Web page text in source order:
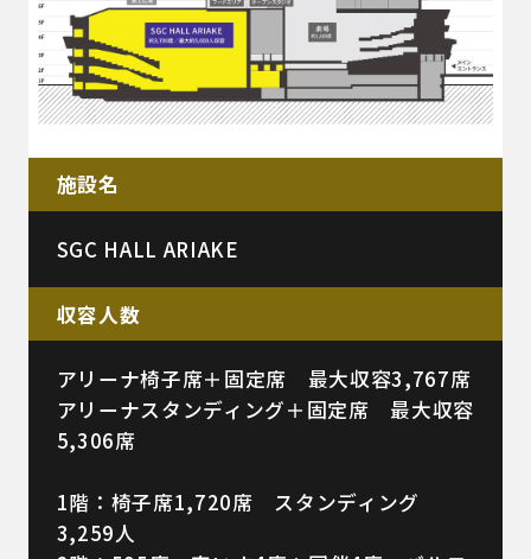
施設名
SGC HALL ARIAKE
収容人数
アリーナ椅子席＋固定席 最大収容3,767席
アリーナスタンディング＋固定席 最大収容
5,306席
1階：椅子席1,720席 スタンディング
3,259人